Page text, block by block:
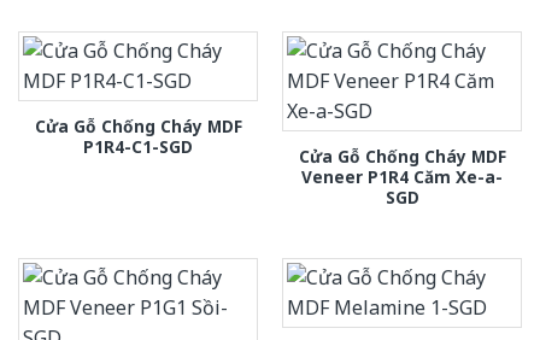
Cửa Gỗ Chống Cháy MDF
P1R4-C1-SGD
Cửa Gỗ Chống Cháy MDF
Veneer P1R4 Căm Xe-a-
SGD